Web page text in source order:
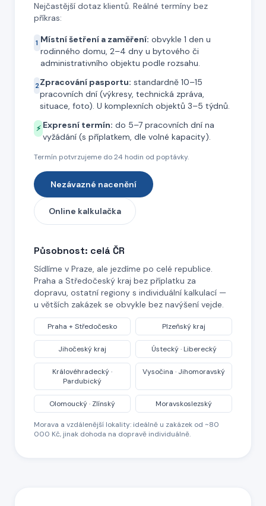
Nejčastější dotaz klientů. Reálné termíny bez
příkras:
1 Místní šetření a zaměření: obvykle 1 den u
rodinného domu, 2–4 dny u bytového či
administrativního objektu podle rozsahu.
2Zpracování pasportu: standardně 10–15
pracovních dní (výkresy, technická zpráva,
situace, foto). U komplexních objektů 3–5 týdnů.
⚡ Expresní termín: do 5–7 pracovních dní na
vyžádání (s příplatkem, dle volné kapacity).
Termín potvrzujeme do 24 hodin od poptávky.
Nezávazné nacenění
Online kalkulačka
Působnost: celá ČR
Sídlíme v Praze, ale jezdíme po celé republice.
Praha a Středočeský kraj bez příplatku za
dopravu, ostatní regiony s individuální kalkulací —
u větších zakázek se obvykle bez navýšení vejde.
Praha + Středočesko Plzeňský kraj
Jihočeský kraj Ústecký · Liberecký
Královéhradecký ·
Pardubický
Vysočina · Jihomoravský
Olomoucký · Zlínský Moravskoslezský
Morava a vzdálenější lokality: ideálně u zakázek od ~80
000 Kč, jinak dohoda na dopravě individuálně.